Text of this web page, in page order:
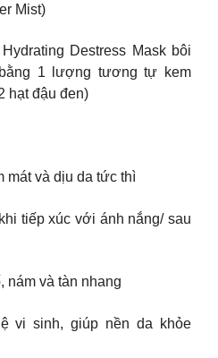
Mist)
Destress Mask bôi
1 lượng tương tự kem
hạt đậu đen)
mát và dịu da tức thì
tiếp xúc với ánh nắng/ sau
nám và tàn nhang
vi sinh, giúp nền da khỏe